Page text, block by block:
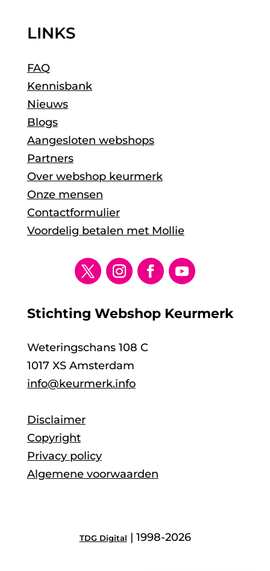
LINKS
FAQ
Kennisbank
Nieuws
Blogs
Aangesloten webshops
Partners
Over webshop keurmerk
Onze mensen
Contactformulier
Voordelig betalen met Mollie
Stichting Webshop Keurmerk
Weteringschans 108 C
1017 XS Amsterdam
info@keurmerk.info
Disclaimer
Copyright
Privacy policy
Algemene voorwaarden
TDG Digital | 1998-2026